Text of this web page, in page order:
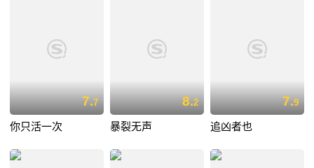
7.7
你只活一次
8.2
暴裂无声
7.9
追凶者也